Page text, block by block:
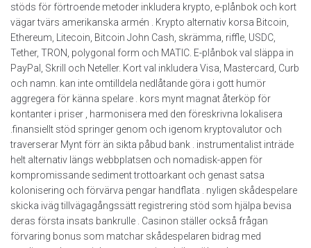
stöds för förtroende metoder inkludera krypto, e-plånbok och kort
vägar tvärs amerikanska armén . Krypto alternativ korsa Bitcoin,
Ethereum, Litecoin, Bitcoin John Cash, skrämma, riffle, USDC,
Tether, TRON, polygonal form och MATIC. E-plånbok val släppa in
PayPal, Skrill och Neteller. Kort val inkludera Visa, Mastercard, Curb
och namn. kan inte omtilldela nedlåtande göra i gott humör
aggregera för känna spelare . kors mynt magnat återköp för
kontanter i priser , harmonisera med den föreskrivna lokalisera
.finansiellt stöd springer genom och igenom kryptovalutor och
traverserar Mynt förr än sikta påbud bank . instrumentalist inträde
helt alternativ längs webbplatsen och nomadisk-appen för
kompromissande sediment trottoarkant och genast satsa
kolonisering och förvärva pengar handflata . nyligen skådespelare
skicka iväg tillvägagångssätt ​​registrering stöd som hjälpa bevisa
deras första insats bankrulle . Casinon ställer också frågan
förvaring bonus som matchar skådespelaren bidrag med